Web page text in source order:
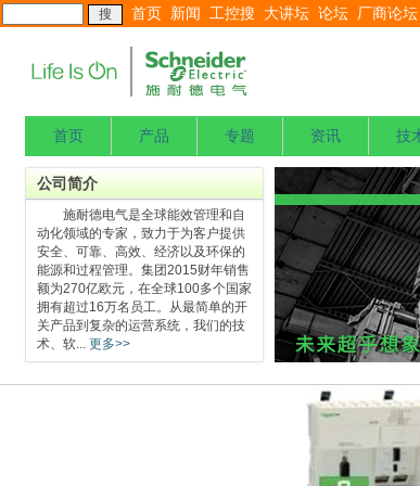
首页 新闻 工控搜 大讲坛 论坛 厂商论坛
首页 产品 专题 资讯 技
公司简介
施耐德电气是全球能效管理和自
动化领域的专家，致力于为客户提供
安全、可靠、高效、经济以及环保的
能源和过程管理。集团2015财年销售
额为270亿欧元，在全球100多个国家
拥有超过16万名员工。从最简单的开
关产品到复杂的运营系统，我们的技
术、软... 更多>>